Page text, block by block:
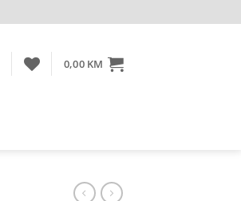
0,00 KM